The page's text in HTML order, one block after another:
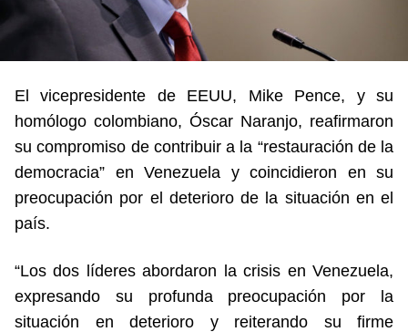
El vicepresidente de EEUU, Mike Pence, y su
homólogo colombiano, Óscar Naranjo, reafirmaron
su compromiso de contribuir a la “restauración de la
democracia” en Venezuela y coincidieron en su
preocupación por el deterioro de la situación en el
país.
“Los dos líderes abordaron la crisis en Venezuela,
expresando su profunda preocupación por la
situación en deterioro y reiterando su firme